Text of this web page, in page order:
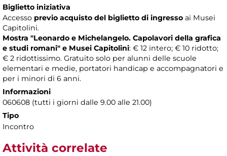
Biglietto iniziativa
Accesso previo acquisto del biglietto di ingresso ai Musei
Capitolini.
Mostra "Leonardo e Michelangelo. Capolavori della grafica
e studi romani" e Musei Capitolini: € 12 intero; € 10 ridotto;
€ 2 ridottissimo. Gratuito solo per alunni delle scuole
elementari e medie, portatori handicap e accompagnatori e
per i minori di 6 anni.
Informazioni
060608 (tutti i giorni dalle 9.00 alle 21.00)
Tipo
Incontro
Attività correlate